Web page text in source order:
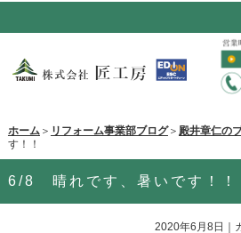
ホーム＞ リフォーム事業部ブログ＞ 殿井章仁の
す！！
6/8 晴れです、暑いです！！
2020年6月8日